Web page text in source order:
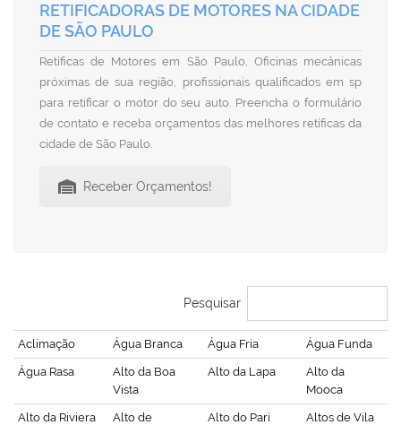
RETIFICADORAS DE MOTORES NA CIDADE
DE SÃO PAULO
Retíficas de Motores em São Paulo, Oficinas mecânicas
próximas de sua região, profissionais qualificados em sp
para retificar o motor do seu auto. Preencha o formulário
de contato e receba orçamentos das melhores retíficas da
cidade de São Paulo.
Receber Orçamentos!
Pesquisar
Aclimação Água Branca Água Fria Água Funda
Água Rasa
Alto da Boa
Vista
Alto da Lapa
Alto da
Mooca
Alto da Riviera
Alto de
Alto do Pari
Altos de Vila